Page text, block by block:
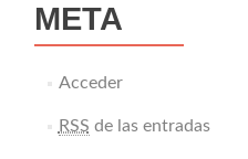
META
Acceder
RSS de las entradas